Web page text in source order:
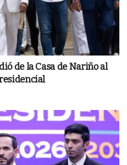
de la Casa de Nariño al